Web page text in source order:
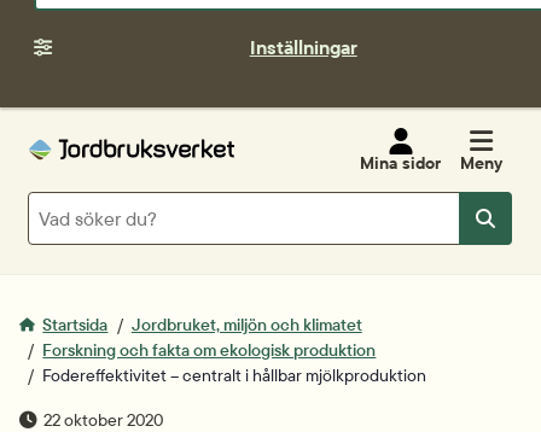
Inställningar
Mina sidor Meny
Sök
Sök
Startsida
Jordbruket, miljön och klimatet
Forskning och fakta om ekologisk produktion
Fodereffektivitet – centralt i hållbar mjölkproduktion
publiceringsdatum
22 oktober 2020